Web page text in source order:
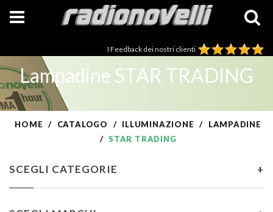
I Feedback dei nostri clienti
Lampadine STAR TRADING
HOME CATALOGO ILLUMINAZIONE
LAMPADINE
STAR TRADING
SCEGLI CATEGORIE +